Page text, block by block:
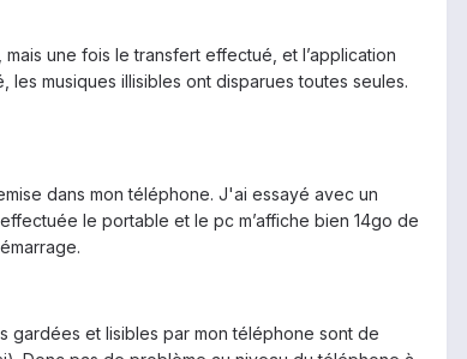
une fois le transfert effectué, et l’application
musiques illisibles ont disparues toutes seules.
dans mon téléphone. J'ai essayé avec un
le portable et le pc m’affiche bien 14go de
gardées et lisibles par mon téléphone sont de